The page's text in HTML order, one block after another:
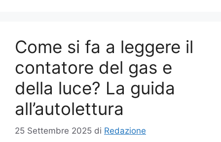
Come si fa a leggere il
contatore del gas e
della luce? La guida
all’autolettura
25 Settembre 2025 di Redazione